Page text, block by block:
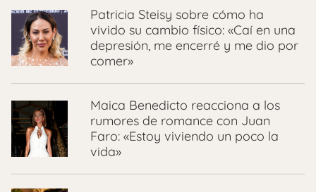
Patricia Steisy sobre cómo ha
vivido su cambio físico: «Caí en una
depresión, me encerré y me dio por
comer»
Maica Benedicto reacciona a los
rumores de romance con Juan
Faro: «Estoy viviendo un poco la
vida»